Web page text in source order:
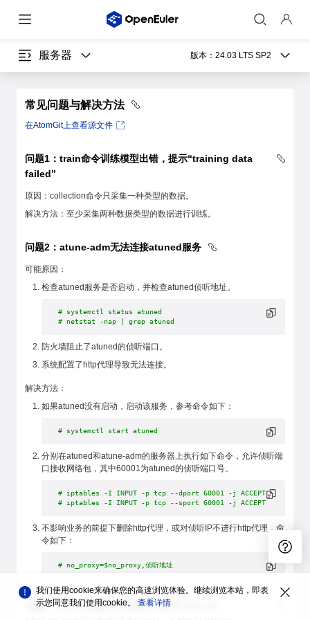
服务器 版本： 24.03 LTS SP2
常见问题与解决方法
在AtomGit上查看源文件
问题1：train命令训练模型出错，提示“training data
failed”
原因：collection命令只采集一种类型的数据。
解决方法：至少采集两种数据类型的数据进行训练。
问题2：atune-adm无法连接atuned服务
可能原因：
检查atuned服务是否启动，并检查atuned侦听地址。
# systemctl status atuned
# netstat -nap | grep atuned
防火墙阻止了atuned的侦听端口。
系统配置了http代理导致无法连接。
解决方法：
如果atuned没有启动，启动该服务，参考命令如下：
# systemctl start atuned
分别在atuned和atune-adm的服务器上执行如下命令，允许侦听端
口接收网络包，其中60001为atuned的侦听端口号。
# iptables -I INPUT -p tcp --dport 60001 -j ACCEPT
# iptables -I INPUT -p tcp --sport 60001 -j ACCEPT
不影响业务的前提下删除http代理，或对侦听IP不进行http代理，命
令如下：
# no_proxy=$no_proxy,侦听地址
问题3：atuned服务无法启动，提示“Job for
我们使用cookie来确保您的高速浏览体验。继续浏览本站，即表
示您同意我们使用cookie。 查看详情